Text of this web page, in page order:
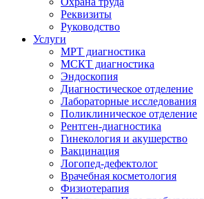
Реквизиты
Руководство
Услуги
МРТ диагностика
МСКТ диагностика
Эндоскопия
Диагностическое отделение
Лабораторные исследования
Поликлиническое отделение
Рентген-диагностика
Гинекология и акушерство
Вакцинация
Логопед-дефектолог
Врачебная косметология
Физиотерапия